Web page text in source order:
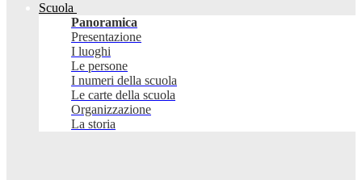
Scuola
Panoramica
Presentazione
I luoghi
Le persone
I numeri della scuola
Le carte della scuola
Organizzazione
La storia